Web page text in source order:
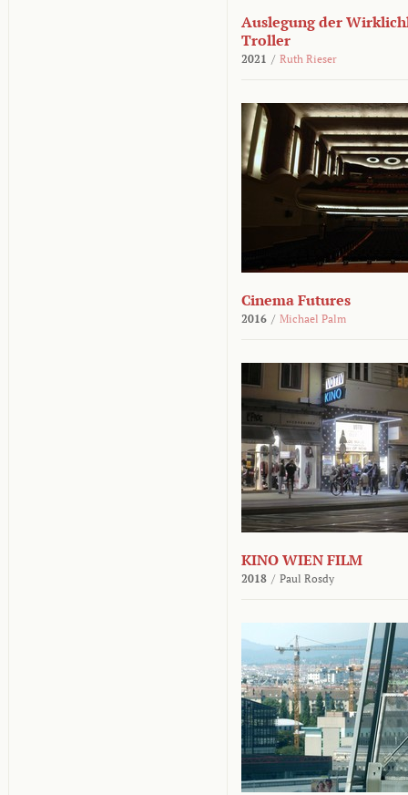
Auslegung der
Troller
2021 / Ruth Rieser
Cinema Futures
2016 / Michael Palm
KINO WIEN FILM
2018 / Paul Rosdy